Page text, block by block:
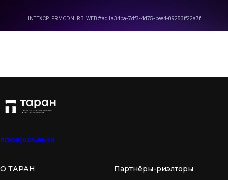
8(900)025-61-29
О ТАРАН Партнёры-риэлторы